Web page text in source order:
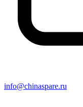
info@chinaspare.ru